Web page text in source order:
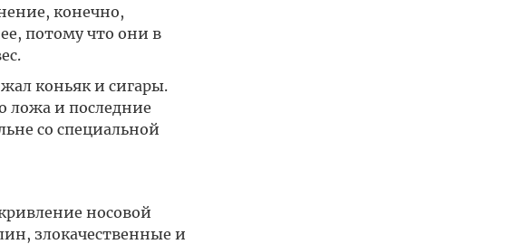
конечно,
потому что они в
коньяк и сигары.
ложа и последние
со специальной
носовой
злокачественные и